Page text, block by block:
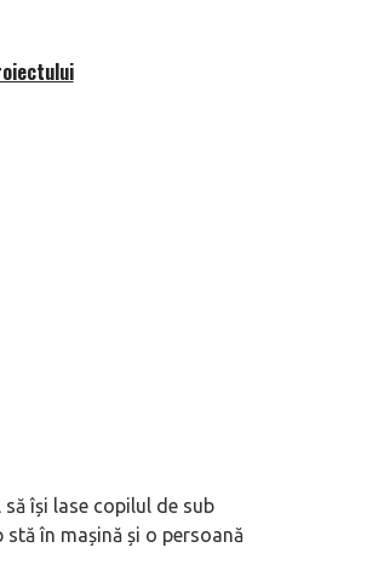
își lase copilul de sub
în mașină și o persoană